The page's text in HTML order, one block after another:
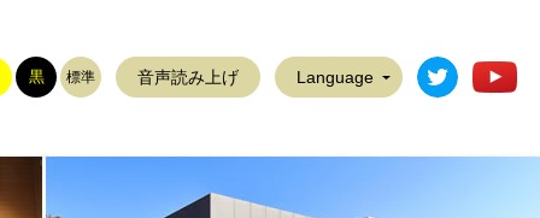
黒 標準 音声読み上げ Language 稲敷市